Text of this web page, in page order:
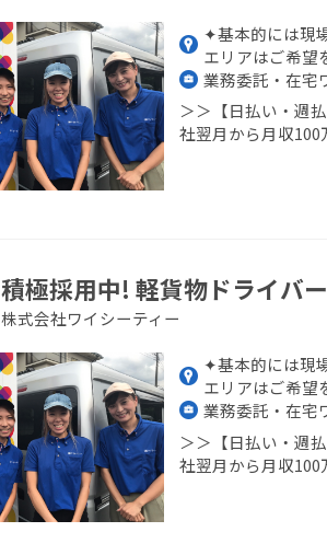
✦基本的には現
エリアはご希望
業務委託・在宅
＞＞【日払い・週
社翌月から月収100
積極採用中! 軽貨物ドライバー
株式会社ワイシーティー
✦基本的には現
エリアはご希望
業務委託・在宅
＞＞【日払い・週
社翌月から月収100